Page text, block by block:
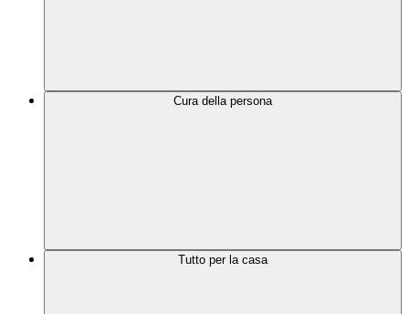
Cura della persona
Tutto per la casa